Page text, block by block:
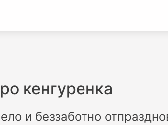
кенгуренка
и беззаботно